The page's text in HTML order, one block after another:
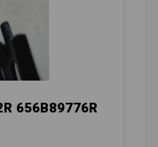
656B89776R